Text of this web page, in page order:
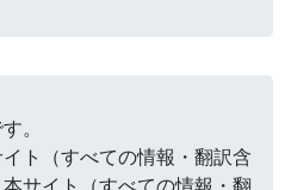
。
ト（すべての情報・翻訳含
サイト（すべての情報・翻